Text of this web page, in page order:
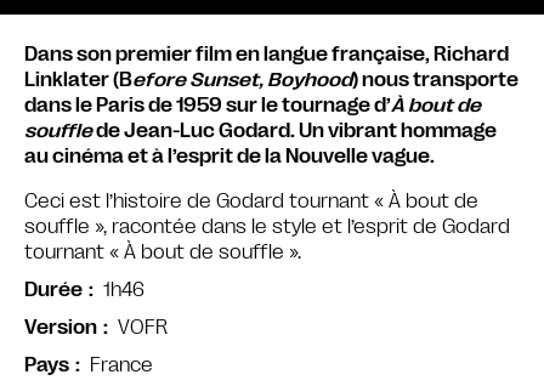
Dans son premier film en langue française, Richard
Linklater (Before Sunset, Boyhood) nous transporte
dans le Paris de 1959 sur le tournage d’À bout de
soufflede Jean-Luc Godard. Un vibrant hommage
au cinéma et à l’esprit de la Nouvelle vague.
Ceci est l’histoire de Godard tournant « À bout de
souffle », racontée dans le style et l’esprit de Godard
tournant « À bout de souffle ».
Durée
1h46
Version
VOFR
Pays
France